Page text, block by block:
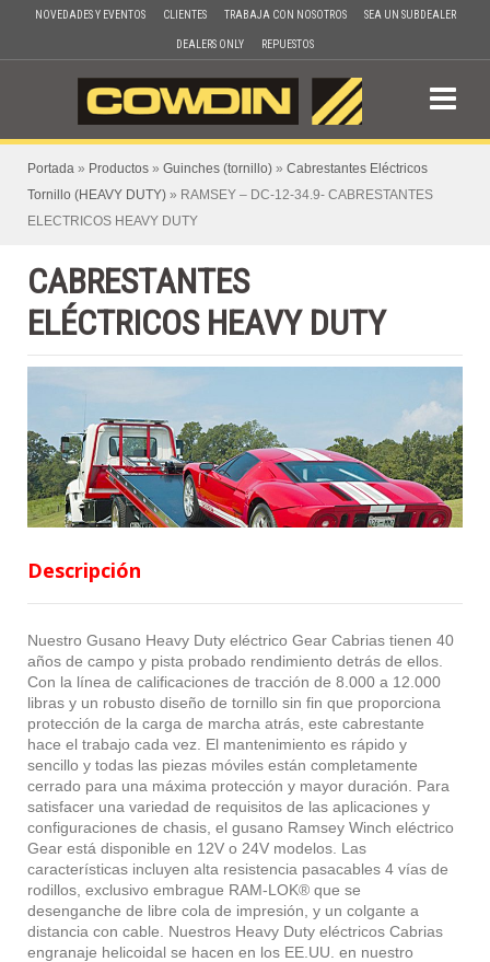
content
NOVEDADES Y EVENTOS CLIENTES TRABAJA CON NOSOTROS SEA UN SUBDEALER
DEALERS ONLY REPUESTOS
Portada » Productos » Guinches (tornillo) » Cabrestantes Eléctricos
Tornillo (HEAVY DUTY) » RAMSEY – DC-12-34.9- CABRESTANTES
ELECTRICOS HEAVY DUTY
CABRESTANTES
ELÉCTRICOS HEAVY DUTY
Descripción
Nuestro Gusano Heavy Duty eléctrico Gear Cabrias tienen 40
años de campo y pista probado rendimiento detrás de ellos.
Con la línea de calificaciones de tracción de 8.000 a 12.000
libras y un robusto diseño de tornillo sin fin que proporciona
protección de la carga de marcha atrás, este cabrestante
hace el trabajo cada vez. El mantenimiento es rápido y
sencillo y todas las piezas móviles están completamente
cerrado para una máxima protección y mayor duración. Para
satisfacer una variedad de requisitos de las aplicaciones y
configuraciones de chasis, el gusano Ramsey Winch eléctrico
Gear está disponible en 12V o 24V modelos. Las
características incluyen alta resistencia pasacables 4 vías de
rodillos, exclusivo embrague RAM-LOK® que se
desenganche de libre cola de impresión, y un colgante a
distancia con cable. Nuestros Heavy Duty eléctricos Cabrias
engranaje helicoidal se hacen en los EE.UU. en nuestro